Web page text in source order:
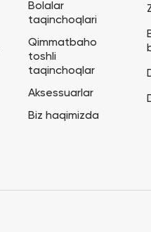
Bolalar
taqinchoqlari
Qimmatbaho
toshli
taqinchoqlar
Aksessuarlar
Biz haqimizda